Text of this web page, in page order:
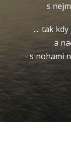
s
.... tak
a
- s nohami